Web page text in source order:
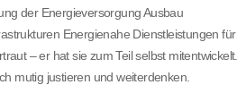
der Energieversorgung Ausbau
Energienahe Dienstleistungen für
– er hat sie zum Teil selbst mitentwickelt.
mutig justieren und weiterdenken.